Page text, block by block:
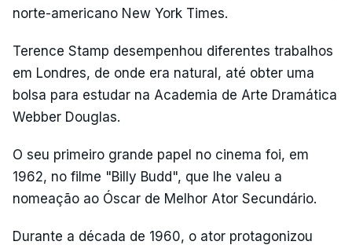
norte-americano New York Times.
Terence Stamp desempenhou diferentes trabalhos
em Londres, de onde era natural, até obter uma
bolsa para estudar na Academia de Arte Dramática
Webber Douglas.
O seu primeiro grande papel no cinema foi, em
1962, no filme "Billy Budd", que lhe valeu a
nomeação ao Óscar de Melhor Ator Secundário.
Durante a década de 1960, o ator protagonizou